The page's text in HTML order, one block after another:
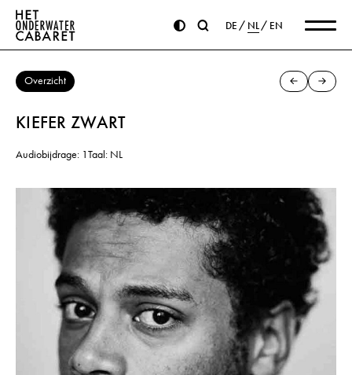
DE NL EN
Overzicht
KIEFER ZWART
Audiobijdrage: 1Taal: NL